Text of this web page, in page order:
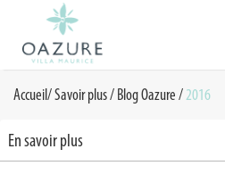
Accueil/Savoir plus /Blog Oazure/2016
En savoir plus